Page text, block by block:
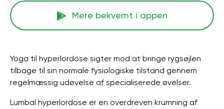
Mere bekvemt i appen
Yoga til hyperlordose sigter mod at bringe rygsøjlen
tilbage til sin normale fysiologiske tilstand gennem
regelmæssig udøvelse af specialiserede øvelser.
Lumbal hyperlordose er en overdreven krumning af